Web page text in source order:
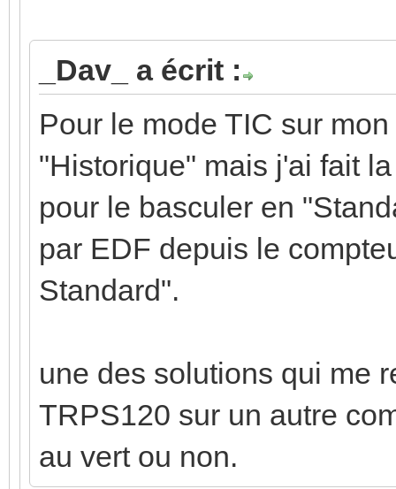
_Dav_ a écrit :
Pour le mode TIC sur
"Historique" mais j'ai fait
pour le basculer en
par EDF depuis le
Standard".
une des solutions qui me
TRPS120 sur un autre
au vert ou non.